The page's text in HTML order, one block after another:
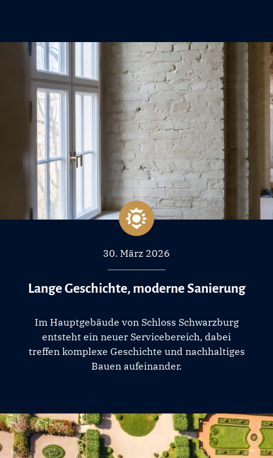
30. März 2026
Lange Geschichte, moderne Sanierung
Im Hauptgebäude von Schloss Schwarzburg
entsteht ein neuer Servicebereich, dabei
treffen komplexe Geschichte und nachhaltiges
Bauen aufeinander.